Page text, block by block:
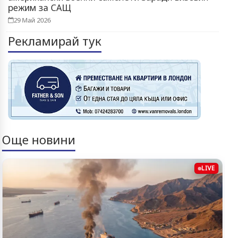
режим за САЩ
29 Май 2026
Рекламирай тук
Още новини
LIVE